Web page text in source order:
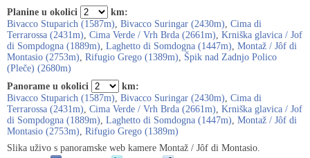
Planine u okolici
km:
Bivacco Stuparich (1587m), Bivacco Suringar (2430m), Cima di
Terrarossa (2431m), Cima Verde / Vrh Brda (2661m), Krniška glavica / Jof
di Sompdogna (1889m), Laghetto di Somdogna (1447m), Montaž / Jôf di
Montasio (2753m), Rifugio Grego (1389m), Špik nad Zadnjo Polico
(Pleče) (2680m)
Panorame u okolici
km:
Bivacco Stuparich (1587m), Bivacco Suringar (2430m), Cima di
Terrarossa (2431m), Cima Verde / Vrh Brda (2661m), Krniška glavica / Jof
di Sompdogna (1889m), Laghetto di Somdogna (1447m), Montaž / Jôf di
Montasio (2753m), Rifugio Grego (1389m)
Slika uživo s panoramske web kamere Montaž / Jôf di Montasio.